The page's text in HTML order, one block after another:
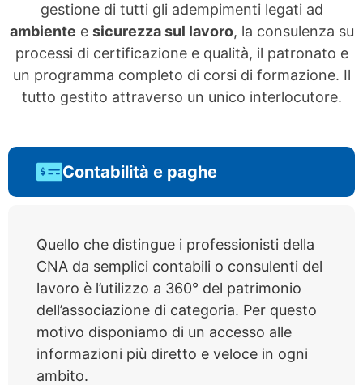
gestione di tutti gli adempimenti legati ad
ambiente e sicurezza sul lavoro, la consulenza su
processi di certificazione e qualità, il patronato e
un programma completo di corsi di formazione. Il
tutto gestito attraverso un unico interlocutore.
Contabilità e paghe
Quello che distingue i professionisti della
CNA da semplici contabili o consulenti del
lavoro è l’utilizzo a 360° del patrimonio
dell’associazione di categoria. Per questo
motivo disponiamo di un accesso alle
informazioni più diretto e veloce in ogni
ambito.